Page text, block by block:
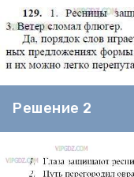
Решение 2